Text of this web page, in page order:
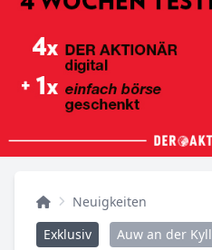
Neuigkeiten
Exklusiv
Auw an der Kyll